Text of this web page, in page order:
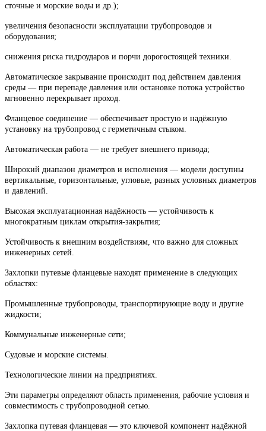
сточные и морские воды и др.);
увеличения безопасности эксплуатации трубопроводов и
оборудования;
снижения риска гидроударов и порчи дорогостоящей техники.
Автоматическое закрывание происходит под действием давления
среды — при перепаде давления или остановке потока устройство
мгновенно перекрывает проход.
Фланцевое соединение — обеспечивает простую и надёжную
установку на трубопровод с герметичным стыком.
Автоматическая работа — не требует внешнего привода;
Широкий диапазон диаметров и исполнения — модели доступны
вертикальные, горизонтальные, угловые, разных условных диаметров
и давлений.
Высокая эксплуатационная надёжность — устойчивость к
многократным циклам открытия-закрытия;
Устойчивость к внешним воздействиям, что важно для сложных
инженерных сетей.
Захлопки путевые фланцевые находят применение в следующих
областях:
Промышленные трубопроводы, транспортирующие воду и другие
жидкости;
Коммунальные инженерные сети;
Судовые и морские системы.
Технологические линии на предприятиях.
Эти параметры определяют область применения, рабочие условия и
совместимость с трубопроводной сетью.
Захлопка путевая фланцевая — это ключевой компонент надёжной